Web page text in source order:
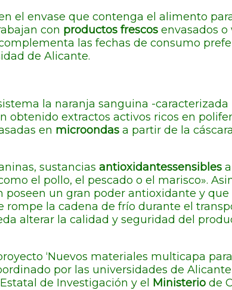
el envase que contenga el alimento
con productos frescos envasados o
las fechas de consumo
de Alicante.
la naranja sanguina -
obtenido extractos activos ricos en
en microondas a partir de la
sustancias antioxidantessensibles
el pollo, el pescado o el marisco».
un gran poder antioxidante y
rompe la cadena de frío durante el
alterar la calidad y seguridad del
‘Nuevos materiales multicapa
por las universidades de
de Investigación y el Ministerio de